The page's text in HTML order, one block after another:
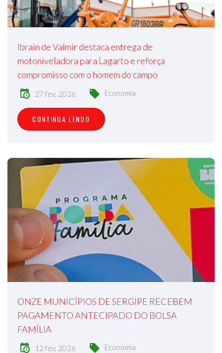
Ibrain de Valmir destaca entrega de
motoniveladora para Lagarto e reforça
compromisso com o homem do campo
27 fev, 2026 Economia
CONTINUA LENDO
ONZE MUNICÍPIOS DE SERGIPE RECEBEM
PAGAMENTO ANTECIPADO DO BOLSA
FAMÍLIA
12 fev, 2026 Economia